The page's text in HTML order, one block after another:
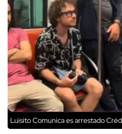
Luisito Comunica es arrestado